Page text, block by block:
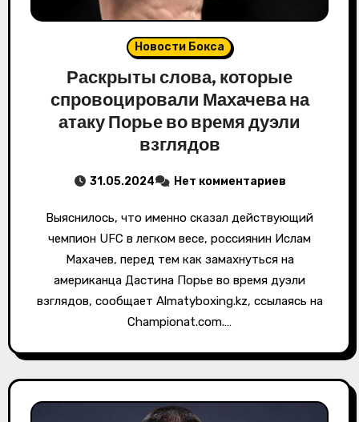
Новости Бокса
Раскрыты слова, которые
спровоцировали Махачева на
атаку Порье во время дуэли
взглядов
31.05.2024 Нет комментариев
Выяснилось, что именно сказал действующий
чемпион UFC в легком весе, россиянин Ислам
Махачев, перед тем как замахнуться на
американца Дастина Порье во время дуэли
взглядов, сообщает Almatyboxing.kz, ссылаясь на
Championat.com.…